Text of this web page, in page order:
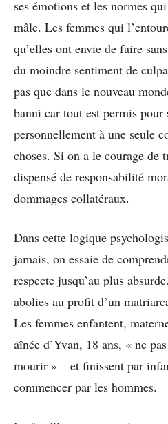
ses émotions et les normes
mâle. Les femmes qui
qu’elles ont envie de faire
du moindre sentiment de
pas que dans le nouveau
banni car tout est permis pour
personnellement à une seule
choses. Si on a le courage de
dispensé de responsabilité
dommages collatéraux.
Dans cette logique
jamais, on essaie de
respecte jusqu’au plus
abolies au profit d’un
Les femmes enfantent,
aînée d’Yvan, 18 ans, « ne
mourir » – et finissent par
commencer par les hommes.